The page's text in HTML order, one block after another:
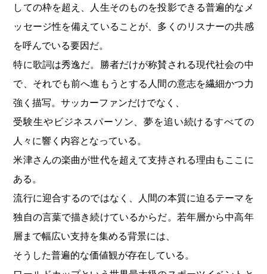
しての枠を超え、人生そのものを投影できる普遍的なメ
ッセージ性を備えていることが、多くのリスナーの共感
を呼んでいる要因だ。
特に歌詞は秀逸だ。勝者だけが称賛される現代社会の中
で、それでも前へ進もうとする人間の意志を繊細かつ力
強く描写。サッカーファンだけでなく、
受験生やビジネスパーソン、夢を追い続けるすべての
人々に響く内容となっている。
米津さんの楽曲が世代を超えて支持される理由もここに
ある。
流行に迎合するのではなく、人間の本質に迫るテーマを
独自の言葉で描き続けているからだ。若年層から中高年
層まで幅広い支持を集める背景には、
そうした普遍的な価値観が存在している。